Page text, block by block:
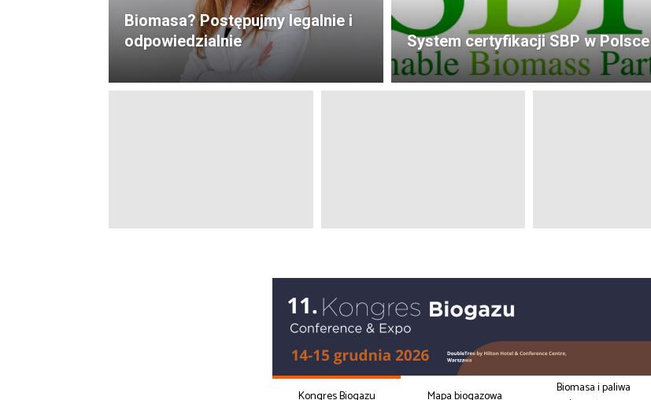
Biomasa? Postępujmy legalnie i
odpowiedzialnie
System certyfikacji SBP w Polsce
Kongres Biogazu Mapa biogazowa
Biomasa i paliwa